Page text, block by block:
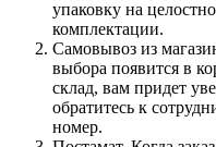
упаковку на
комплектации.
Самовывоз из
выбора появится в
склад, вам придет
обратитесь к
номер.